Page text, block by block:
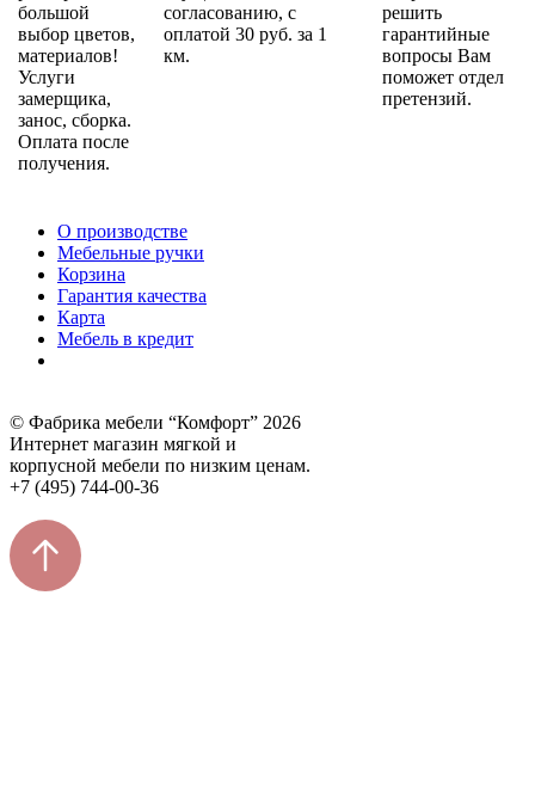
большой
выбор цветов,
материалов!
Услуги
замерщика,
занос, сборка.
Оплата после
получения.
согласованию, с
оплатой 30 руб. за 1
км.
решить
гарантийные
вопросы Вам
поможет отдел
претензий.
О производстве
Мебельные ручки
Корзина
Гарантия качества
Карта
Мебель в кредит
© Фабрика мебели “Комфорт” 2026
Интернет магазин мягкой и
корпусной мебели по низким ценам.
+7 (495) 744-00-36